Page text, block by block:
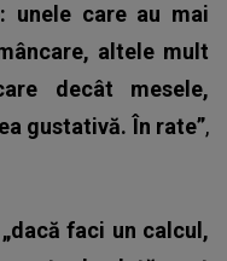
unele care au mai
altele mult
decât mesele,
gustativă. În rate”,
„dacă faci un calcul,